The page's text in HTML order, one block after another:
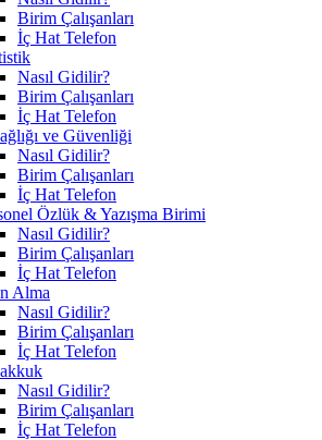
Birim Çalışanları
İç Hat Telefon
Nasıl Gidilir?
Birim Çalışanları
İç Hat Telefon
ve Güvenliği
Nasıl Gidilir?
Birim Çalışanları
İç Hat Telefon
Özlük & Yazışma Birimi
Nasıl Gidilir?
Birim Çalışanları
İç Hat Telefon
Alma
Nasıl Gidilir?
Birim Çalışanları
İç Hat Telefon
Nasıl Gidilir?
Birim Çalışanları
İç Hat Telefon